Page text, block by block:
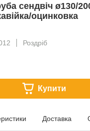
сендвіч ø130/
оцинковка
Роздріб
Купити
Доставка